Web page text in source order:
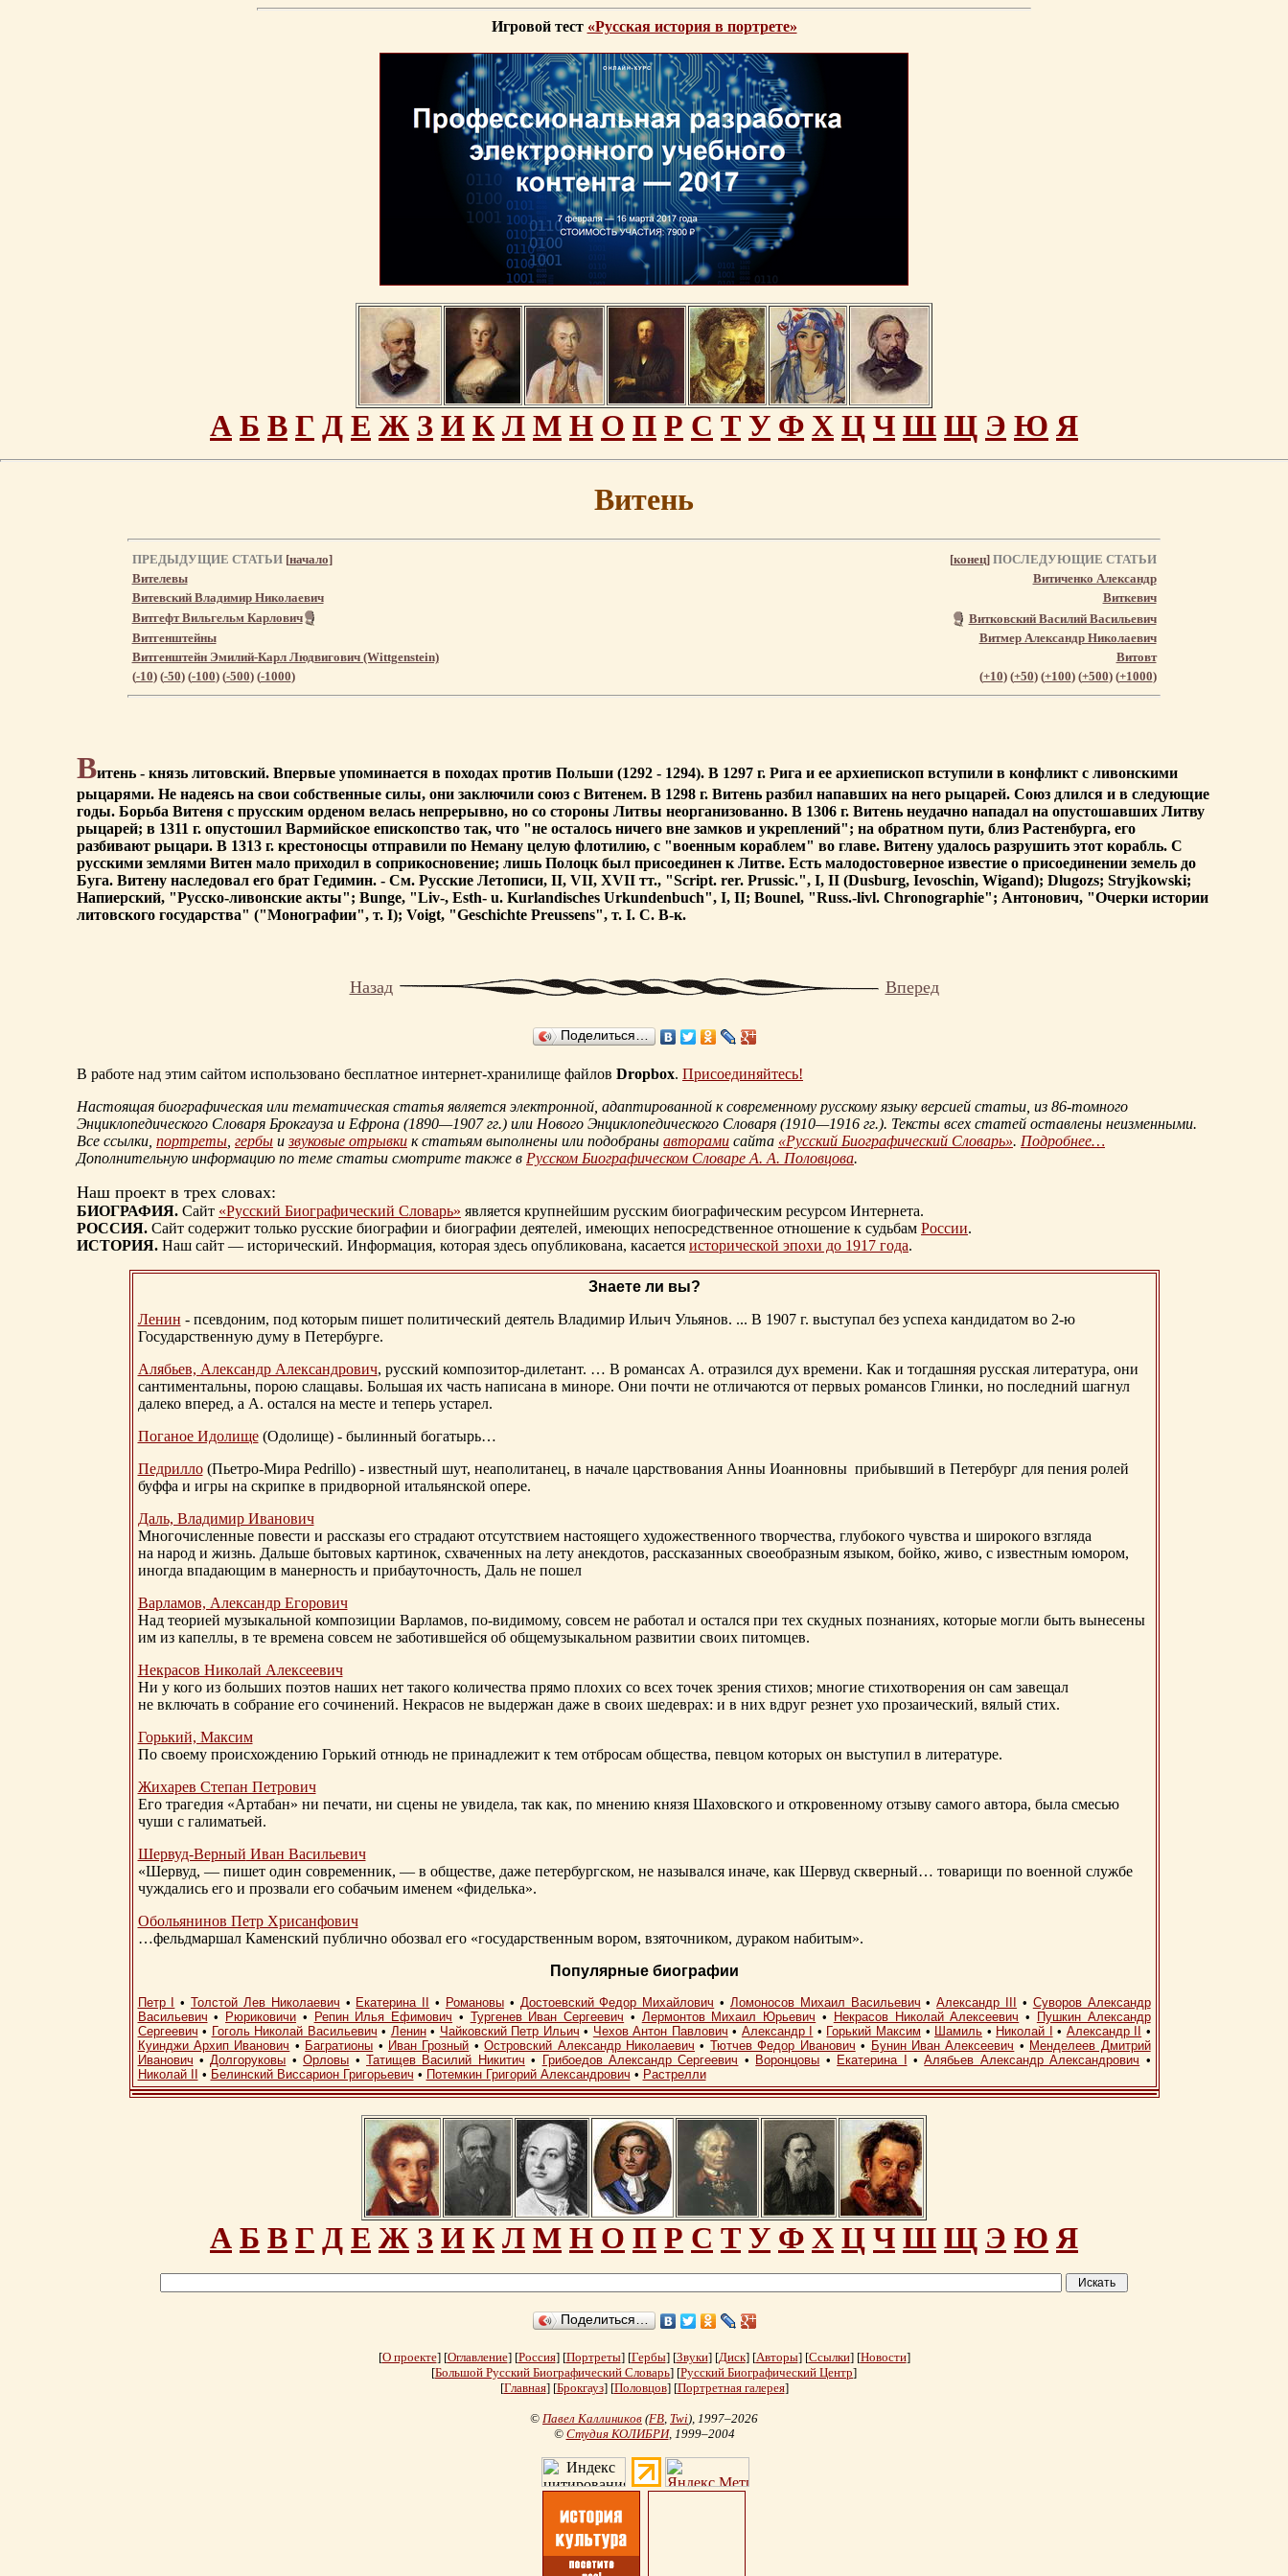
Игровой тест «Русская история в портрете»
А Б В Г Д Е Ж З И К Л М Н О П Р С Т У Ф Х Ц Ч Ш Щ Э Ю Я
Витень
ПРЕДЫДУЩИЕ СТАТЬИ [начало] [конец]ПОСЛЕДУЮЩИЕ СТАТЬИ
Вителевы
Витиченко Александр
Витевский Владимир Николаевич
Виткевич
Витгефт Вильгельм Карлович
Витковский Василий Васильевич
Витгенштейны
Витмер Александр Николаевич
Витгенштейн Эмилий-Карл Людвигович (Wittgenstein)
Витовт
(-10) (-50) (-100) (-500) (-1000) (+10) (+50) (+100) (+500) (+1000)
Витень - князь литовский. Впервые упоминается в походах против Польши (1292 - 1294). В 1297 г. Рига и ее архиепископ вступили в конфликт с ливонскими
рыцарями. Не надеясь на свои собственные силы, они заключили союз с Витенем. В 1298 г. Витень разбил напавших на него рыцарей. Союз длился и в следующие
годы. Борьба Витеня с прусским орденом велась непрерывно, но со стороны Литвы неорганизованно. В 1306 г. Витень неудачно нападал на опустошавших Литву
рыцарей; в 1311 г. опустошил Вармийское епископство так, что "не осталось ничего вне замков и укреплений"; на обратном пути, близ Растенбурга, его
разбивают рыцари. В 1313 г. крестоносцы отправили по Неману целую флотилию, с "военным кораблем" во главе. Витену удалось разрушить этот корабль. С
русскими землями Витен мало приходил в соприкосновение; лишь Полоцк был присоединен к Литве. Есть малодостоверное известие о присоединении земель до
Буга. Витену наследовал его брат Гедимин. - См. Русские Летописи, II, VII, XVII тт., "Script. rer. Prussic.", I, II (Dusburg, Ievoschin, Wigand); Dlugozs; Stryjkowski;
Напиерский, "Русско-ливонские акты"; Bunge, "Liv-, Esth- u. Kurlandisches Urkundenbuch", I, II; Bounel, "Russ.-livl. Chronographie"; Антонович, "Очерки истории
литовского государства" ("Монографии", т. I); Voigt, "Geschichte Preussens", т. I. С. В-к.
Назад Вперед
Поделиться…
В работе над этим сайтом использовано бесплатное интернет-хранилище файлов Dropbox. Присоединяйтесь!
Настоящая биографическая или тематическая статья является электронной, адаптированной к современному русскому языку версией статьи, из 86-томного
Энциклопедического Словаря Брокгауза и Ефрона (1890—1907 гг.) или Нового Энциклопедического Словаря (1910—1916 гг.). Тексты всех статей оставлены неизменными.
Все ссылки, портреты, гербы и звуковые отрывки к статьям выполнены или подобраны авторами сайта «Русский Биографический Словарь». Подробнее…
Дополнительную информацию по теме статьи смотрите также в Русском Биографическом Словаре А. А. Половцова.
Наш проект в трех словах:
БИОГРАФИЯ. Сайт «Русский Биографический Словарь» является крупнейшим русским биографическим ресурсом Интернета.
РОССИЯ. Сайт содержит только русские биографии и биографии деятелей, имеющих непосредственное отношение к судьбам России.
ИСТОРИЯ. Наш сайт — исторический. Информация, которая здесь опубликована, касается исторической эпохи до 1917 года.
Знаете ли вы?
Ленин - псевдоним, под которым пишет политический деятель Владимир Ильич Ульянов. ... В 1907 г. выступал без успеха кандидатом во 2-ю
Государственную думу в Петербурге.
Алябьев, Александр Александрович, русский композитор-дилетант. … В романсах А. отразился дух времени. Как и тогдашняя русская литература, они
сантиментальны, порою слащавы. Большая их часть написана в миноре. Они почти не отличаются от первых романсов Глинки, но последний шагнул
далеко вперед, а А. остался на месте и теперь устарел.
Поганое Идолище(Одолище) - былинный богатырь…
Педрилло(Пьетро-Мира Pedrillo) - известный шут, неаполитанец, в начале царствования Анны Иоанновны прибывший в Петербург для пения ролей
буффа и игры на скрипке в придворной итальянской опере.
Даль, Владимир Иванович
Многочисленные повести и рассказы его страдают отсутствием настоящего художественного творчества, глубокого чувства и широкого взгляда
на народ и жизнь. Дальше бытовых картинок, схваченных на лету анекдотов, рассказанных своеобразным языком, бойко, живо, с известным юмором,
иногда впадающим в манерность и прибауточность, Даль не пошел
Варламов, Александр Егорович
Над теорией музыкальной композиции Варламов, по-видимому, совсем не работал и остался при тех скудных познаниях, которые могли быть вынесены
им из капеллы, в те времена совсем не заботившейся об общемузыкальном развитии своих питомцев.
Некрасов Николай Алексеевич
Ни у кого из больших поэтов наших нет такого количества прямо плохих со всех точек зрения стихов; многие стихотворения он сам завещал
не включать в собрание его сочинений. Некрасов не выдержан даже в своих шедеврах: и в них вдруг резнет ухо прозаический, вялый стих.
Горький, Максим
По своему происхождению Горький отнюдь не принадлежит к тем отбросам общества, певцом которых он выступил в литературе.
Жихарев Степан Петрович
Его трагедия «Артабан» ни печати, ни сцены не увидела, так как, по мнению князя Шаховского и откровенному отзыву самого автора, была смесью
чуши с галиматьей.
Шервуд-Верный Иван Васильевич
«Шервуд, — пишет один современник, — в обществе, даже петербургском, не назывался иначе, как Шервуд скверный… товарищи по военной службе
чуждались его и прозвали его собачьим именем «фиделька».
Обольянинов Петр Хрисанфович
…фельдмаршал Каменский публично обозвал его «государственным вором, взяточником, дураком набитым».
Популярные биографии
Петр I •Толстой Лев Николаевич • Екатерина II • Романовы• Достоевский Федор Михайлович • Ломоносов Михаил Васильевич •Александр III • Суворов Александр
Васильевич • Рюриковичи • Репин Илья Ефимович • Тургенев Иван Сергеевич • Лермонтов Михаил Юрьевич • Некрасов Николай Алексеевич •
Пушкин Александр
Сергеевич • Гоголь Николай Васильевич • Ленин• Чайковский Петр Ильич • Чехов Антон Павлович • Александр I • Горький Максим • Шамиль • Николай I • Александр II
•
Куинджи Архип Иванович • Багратионы • Иван Грозный •Островский Александр Николаевич • Тютчев Федор Иванович • Бунин Иван Алексеевич • Менделеев Дмитрий
Иванович •Долгоруковы •Орловы • Татищев Василий Никитич • Грибоедов Александр Сергеевич • Воронцовы • Екатерина I •Алябьев Александр Александрович •
Николай II
• Белинский Виссарион Григорьевич • Потемкин Григорий Александрович • Растрелли
А Б В Г Д Е Ж З И К Л М Н О П Р С Т У Ф Х Ц Ч Ш Щ Э Ю Я
Поделиться…
[О проекте] [Оглавление] [Россия] [Портреты] [Гербы] [Звуки] [Диск] [Авторы] [Ссылки] [Новости]
[Большой Русский Биографический Словарь] [Русский Биографический Центр]
[Главная] [Брокгауз] [Половцов] [Портретная галерея]
© Павел Каллиников (FB, Twi), 1997–2026
© Студия КОЛИБРИ, 1999–2004